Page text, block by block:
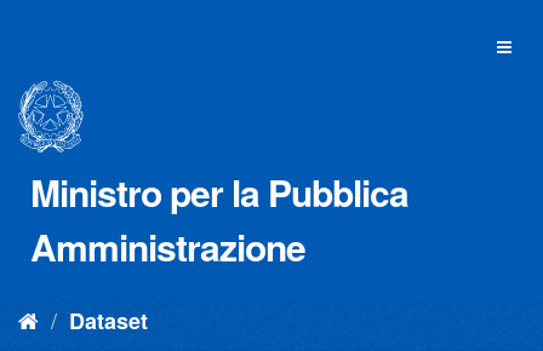
Ministro per la Pubblica
Amministrazione
Dataset